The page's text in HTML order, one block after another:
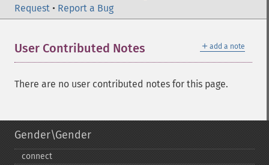
Request • Report a Bug
＋ add a note
User Contributed Notes
There are no user contributed notes for this page.
Gender\Gender
connect